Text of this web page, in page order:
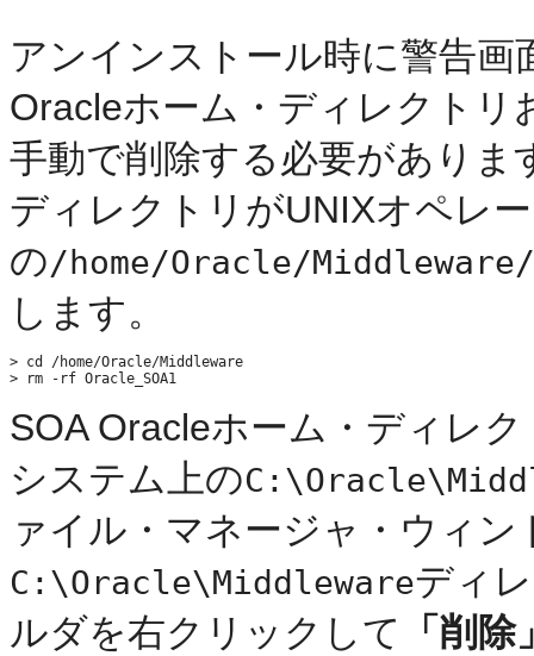
アンインストール時に警告画
Oracleホーム・ディレクト
手動で削除する必要がありま
ディレクトリがUNIXオペレ
の/home/Oracle/Middleware/
します。
> cd /home/Oracle/Middleware
SOA Oracleホーム・ディレ
システム上の
ァイル・マネージャ・ウィ
C:\Oracle\Middlewareディ
ルダを右クリックして
「削除